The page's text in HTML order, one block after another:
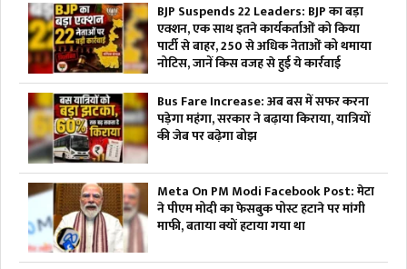
BJP Suspends 22 Leaders: BJP का बड़ा
एक्शन, एक साथ इतने कार्यकर्ताओं को किया
पार्टी से बाहर, 250 से अधिक नेताओं को थमाया
नोटिस, जानें किस वजह से हुई ये कार्रवाई
Bus Fare Increase: अब बस में सफर करना
पड़ेगा महंगा, सरकार ने बढ़ाया किराया, यात्रियों
की जेब पर बढ़ेगा बोझ
Meta On PM Modi Facebook Post: मेटा
ने पीएम मोदी का फेसबुक पोस्ट हटाने पर मांगी
माफी, बताया क्यों हटाया गया था